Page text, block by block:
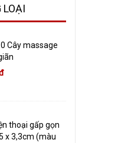
LOẠI
Cây massage
thoại gấp gọn
x 3,3cm (màu